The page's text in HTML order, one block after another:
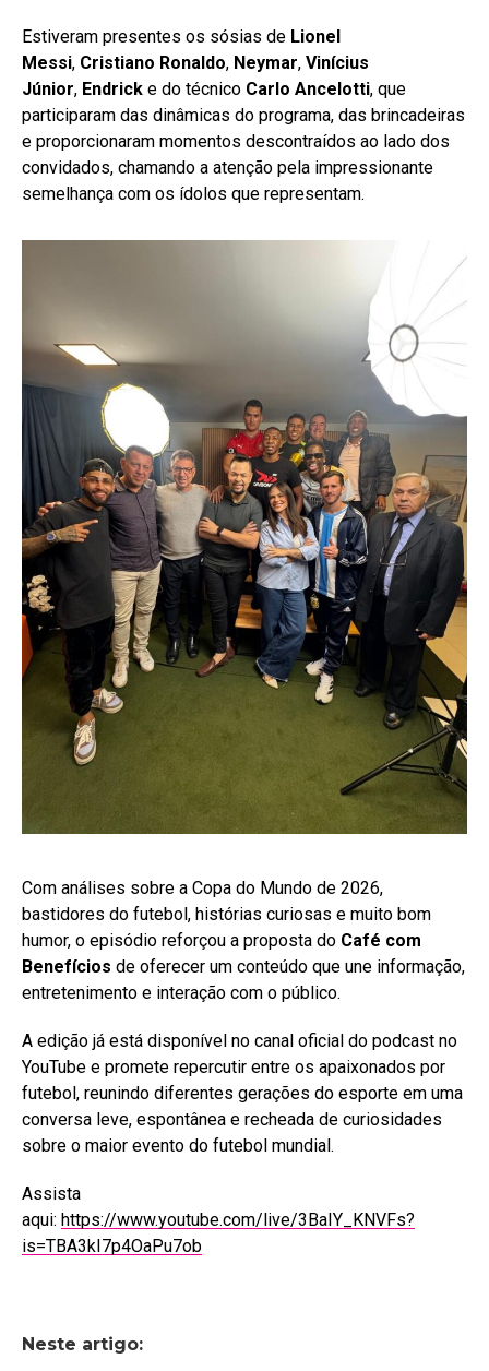
Estiveram presentes os sósias de Lionel
Messi, Cristiano Ronaldo, Neymar, Vinícius
Júnior, Endrick e do técnico Carlo Ancelotti, que
participaram das dinâmicas do programa, das brincadeiras
e proporcionaram momentos descontraídos ao lado dos
convidados, chamando a atenção pela impressionante
semelhança com os ídolos que representam.
Com análises sobre a Copa do Mundo de 2026,
bastidores do futebol, histórias curiosas e muito bom
humor, o episódio reforçou a proposta do Café com
Benefícios de oferecer um conteúdo que une informação,
entretenimento e interação com o público.
A edição já está disponível no canal oficial do podcast no
YouTube e promete repercutir entre os apaixonados por
futebol, reunindo diferentes gerações do esporte em uma
conversa leve, espontânea e recheada de curiosidades
sobre o maior evento do futebol mundial.
Assista
aqui: https://www.youtube.com/live/3BaIY_KNVFs?
is=TBA3kI7p4OaPu7ob
Neste artigo: